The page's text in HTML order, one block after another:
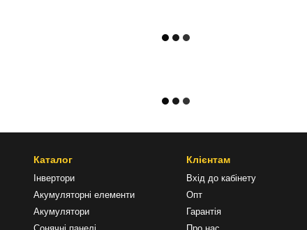
Каталог
Інвертори
Акумуляторні елементи
Акумулятори
Клієнтам
Вхід до кабінету
Опт
Гарантія